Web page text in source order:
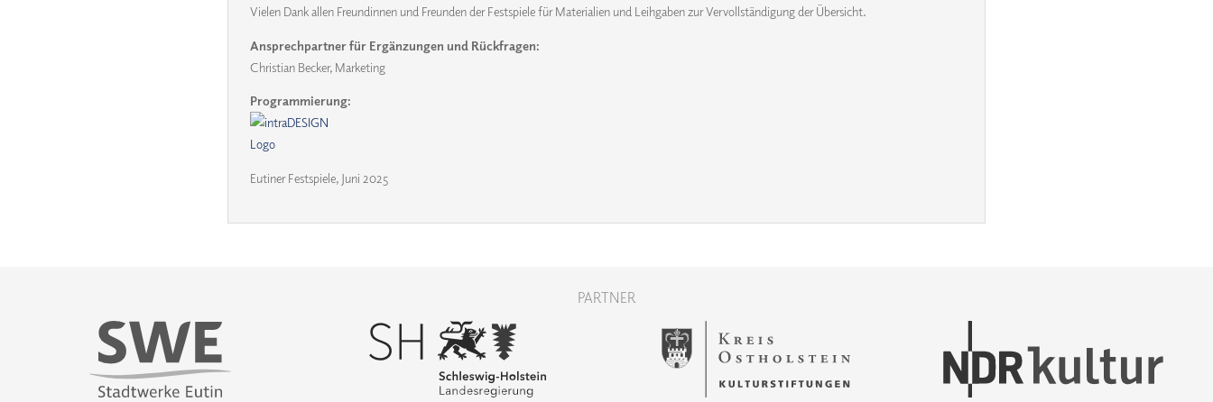
Vielen Dank allen Freundinnen und Freunden der Festspiele für Materialien und Leihgaben zur Vervollständigung der Übersicht.
Ansprechpartner für Ergänzungen und Rückfragen:
Christian Becker, Marketing
Programmierung:
Eutiner Festspiele, Juni 2025
PARTNER